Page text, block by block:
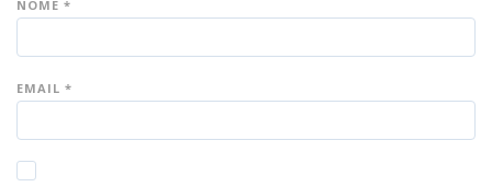
NOME *
EMAIL *